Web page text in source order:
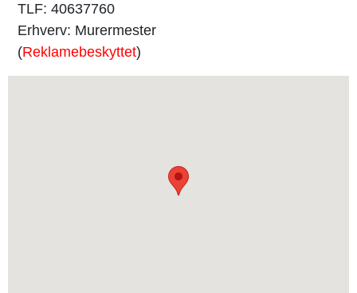
TLF: 40637760
Erhverv: Murermester
(Reklamebeskyttet)